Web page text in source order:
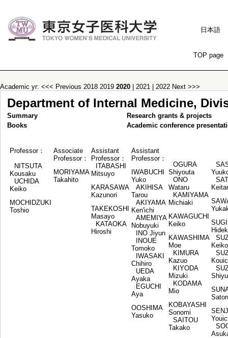
日本語
TOP page
Academic yr: <<< Previous 2018 2019 2020 2021 2022 Next >>>
Department of Internal Medicine,
Summary
Research grants & projects
Books
Academic conference
Professor：
NITSUTA
Kousaku
UCHIDA
Keiko
MOCHIDZUKI
Toshio
Associate
Professor：
MORIYAMA
Takahito
Assistant
Professor：
ITABASHI
Mitsuyo
KARASAWA
Kazunori
TAKEKOSHI
Masayo
KATAOKA
Hiroshi
Assistant
Professor：
IWABUCHI
Yuko
AKIHISA
Tarou
AKIYAMA
Ken'ichi
AMEMIYA
Nobuyuki
INO Jiyun
INOUE
Tomoko
IWASAKI
Chihiro
UEDA
Ayaka
EGUCHI
Aya
OOSHIMA
Yasuko
OGURA
Shiyouta
ONO
Wataru
KAMIYAMA
Michiaki
KAWAGUCHI
Keiko
KAWASHIMA
Moe
KIMURA
Kazuo
KIYODA
Mizuki
KODAMA
Mio
KOBAYASHI
Sonomi
SAITOU
Takako
Keiko